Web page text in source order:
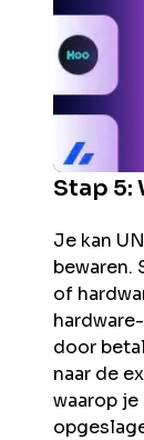
Stap 5:
Je kan
bewaren.
of
door
naar de
waarop